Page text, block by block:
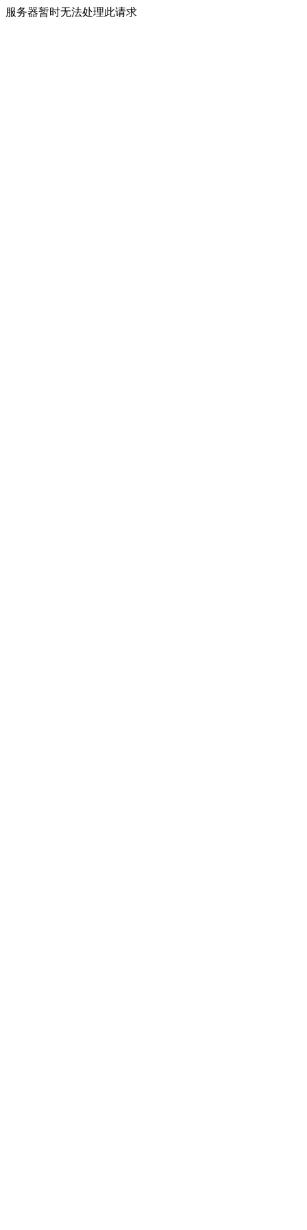
服务器暂时无法处理此请求